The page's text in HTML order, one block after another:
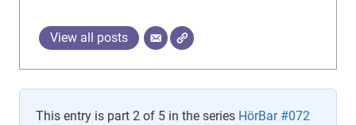
View all posts
This entry is part 2 of 5 in the series HörBar #072